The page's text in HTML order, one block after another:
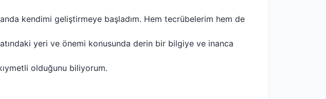
kendimi geliştirmeye başladım. Hem tecrübelerim hem de
yeri ve önemi konusunda derin bir bilgiye ve inanca
olduğunu biliyorum.